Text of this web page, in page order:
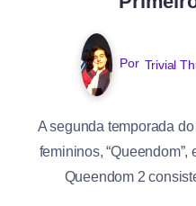
Por Trivial
A segunda temporada
femininos,
Queendom 2